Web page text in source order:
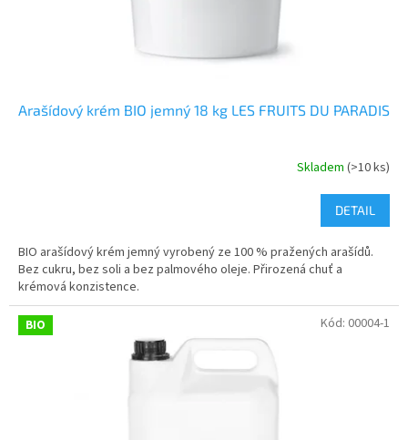
Arašídový krém BIO jemný 18 kg LES FRUITS DU PARADIS
Skladem (>10 ks)
DETAIL
BIO arašídový krém jemný vyrobený ze 100 % pražených arašídů.
Bez cukru, bez soli a bez palmového oleje. Přirozená chuť a
krémová konzistence.
BIO Kód: 00004-1